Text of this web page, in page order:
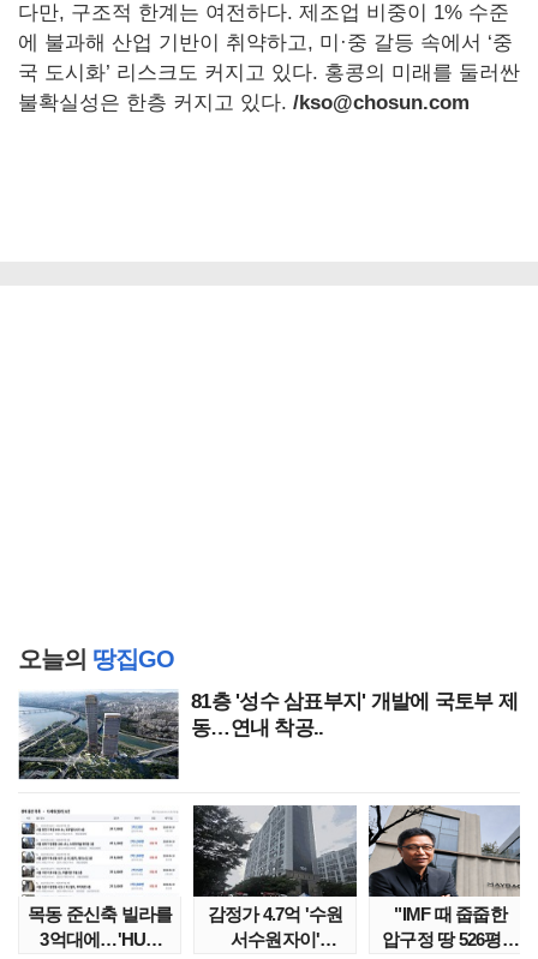
다만, 구조적 한계는 여전하다. 제조업 비중이 1% 수준
에 불과해 산업 기반이 취약하고, 미·중 갈등 속에서 ‘중
국 도시화’ 리스크도 커지고 있다. 홍콩의 미래를 둘러싼
불확실성은 한층 커지고 있다. /kso@chosun.com
오늘의 땅집GO
81층 '성수 삼표부지' 개발에 국토부 제
동…연내 착공..
목동 준신축 빌라를
3억대에…'HUG
감정가 4.7억 '수원
서수원자이'
"IMF 때 줍줍한
압구정 땅 526평의